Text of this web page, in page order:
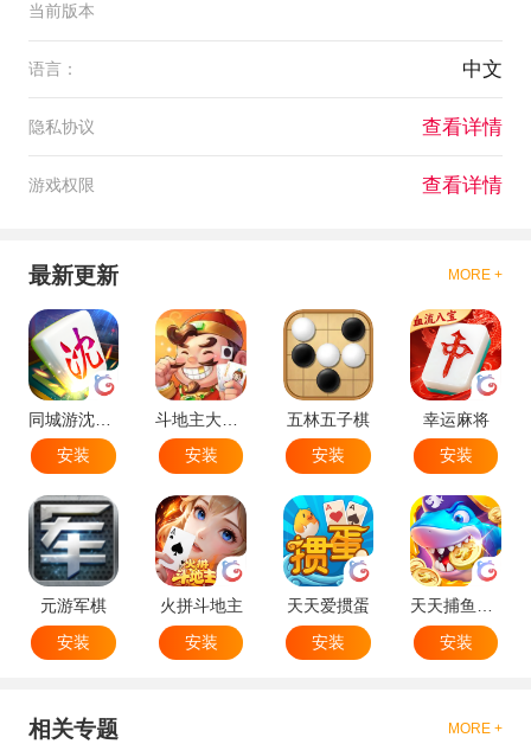
当前版本
语言： 中文
隐私协议 查看详情
游戏权限 查看详情
最新更新 MORE +
同城游沈阳麻将
安装
安装
五林五子棋
安装
幸运麻将
安装
元游军棋
安装
火拼斗地主
安装
天天爱掼蛋
安装
安装
相关专题 MORE +